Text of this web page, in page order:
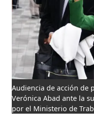
Audiencia de acción de
Verónica Abad ante la
por el Ministerio de